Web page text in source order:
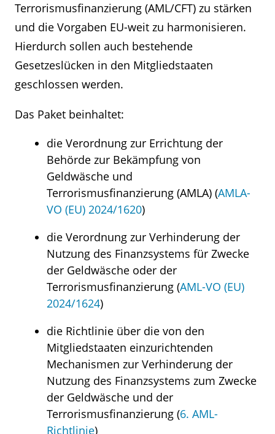
Terrorismusfinanzierung (AML/CFT) zu stärken
und die Vorgaben EU-weit zu harmonisieren.
Hierdurch sollen auch bestehende
Gesetzeslücken in den Mitgliedstaaten
geschlossen werden.
Das Paket beinhaltet:
die Verordnung zur Errichtung der
Behörde zur Bekämpfung von
Geldwäsche und
Terrorismusfinanzierung (AMLA) (AMLA-
VO (EU) 2024/1620)
die Verordnung zur Verhinderung der
Nutzung des Finanzsystems für Zwecke
der Geldwäsche oder der
Terrorismusfinanzierung (AML-VO (EU)
2024/1624)
die Richtlinie über die von den
Mitgliedstaaten einzurichtenden
Mechanismen zur Verhinderung der
Nutzung des Finanzsystems zum Zwecke
der Geldwäsche und der
Terrorismusfinanzierung (6. AML-
Richtlinie)